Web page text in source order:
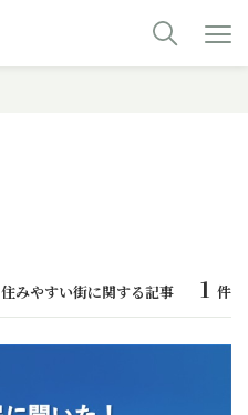
住みやすい街に関する記事 1 件